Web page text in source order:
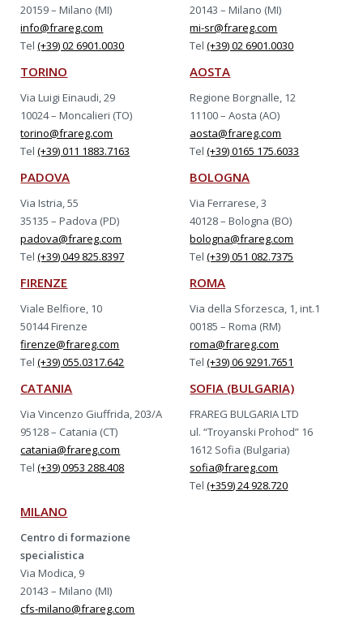
20159 – Milano (MI)
info@frareg.com
Tel(+39) 02 6901.0030
20143 – Milano (MI)
mi-sr@frareg.com
Tel(+39) 02 6901.0030
TORINO
Via Luigi Einaudi, 29
10024 – Moncalieri (TO)
torino@frareg.com
Tel(+39) 011 1883.7163
AOSTA
Regione Borgnalle, 12
11100 – Aosta (AO)
aosta@frareg.com
Tel(+39) 0165 175.6033
PADOVA
Via Istria, 55
35135 – Padova (PD)
padova@frareg.com
Tel(+39) 049 825.8397
BOLOGNA
Via Ferrarese, 3
40128 – Bologna (BO)
bologna@frareg.com
Tel(+39) 051 082.7375
FIRENZE
Viale Belfiore, 10
50144 Firenze
firenze@frareg.com
Tel(+39) 055.0317.642
ROMA
Via della Sforzesca, 1, int.1
00185 – Roma (RM)
roma@frareg.com
Tel(+39) 06 9291.7651
CATANIA
Via Vincenzo Giuffrida, 203/A
95128 – Catania (CT)
catania@frareg.com
Tel(+39) 0953 288.408
SOFIA (BULGARIA)
FRAREG BULGARIA LTD
ul. “Troyanski Prohod” 16
1612 Sofia (Bulgaria)
sofia@frareg.com
Tel(+359) 24 928.720
MILANO
Centro di formazione
specialistica
Via Modica, 9
20143 – Milano (MI)
cfs-milano@frareg.com